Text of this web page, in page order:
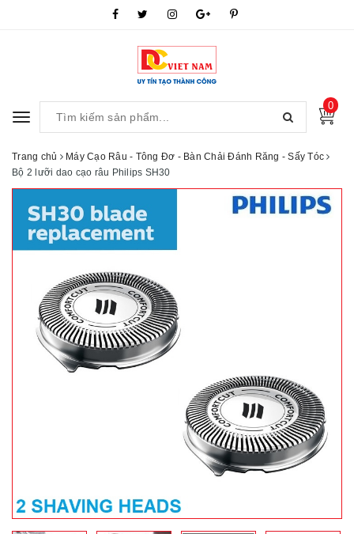
Toggle
0
Trang chủ
Máy Cạo Râu - Tông Đơ - Bàn Chải Đánh Răng - Sấy Tóc
Bộ 2 lưỡi dao cạo râu Philips SH30